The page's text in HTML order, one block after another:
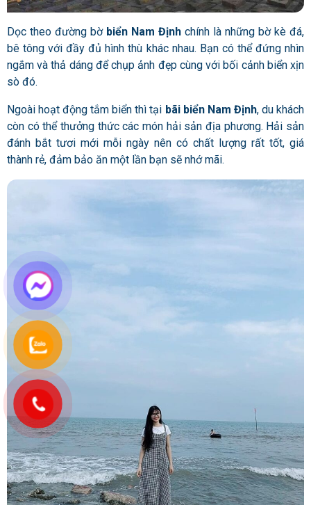
Dọc theo đường bờ biển Nam Định chính là những bờ kè đá,
bê tông với đầy đủ hình thù khác nhau. Bạn có thể đứng nhìn
ngắm và thả dáng để chụp ảnh đẹp cùng với bối cảnh biển xịn
sò đó.
Ngoài hoạt động tắm biển thì tại bãi biển Nam Định, du khách
còn có thể thưởng thức các món hải sản địa phương. Hải sản
đánh bắt tươi mới mỗi ngày nên có chất lượng rất tốt, giá
thành rẻ, đảm bảo ăn một lần bạn sẽ nhớ mãi.